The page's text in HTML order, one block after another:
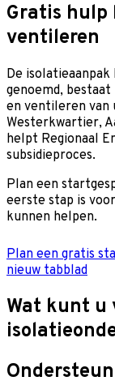
Gratis hulp
ventileren
De
genoemd,
en ventileren van
Westerkwartier,
helpt Regionaal
subsidieproces.
Plan een
eerste stap is
kunnen helpen.
Plan een gratis
nieuw tabblad
Wat kunt u